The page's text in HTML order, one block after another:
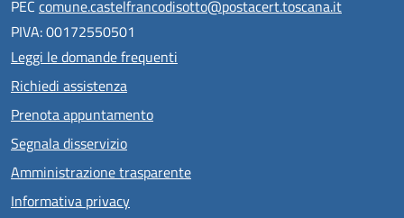
PEC comune.castelfrancodisotto@postacert.toscana.it
PIVA: 00172550501
Leggi le domande frequenti
Richiedi assistenza
Prenota appuntamento
Segnala disservizio
Amministrazione trasparente
Informativa privacy